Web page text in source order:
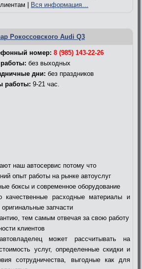
| Вся информация…
Рокоссовского Audi Q3
номер: 8 (985) 143-22-26
без выходных
дни: без праздников
работы: 9-21 час.
наш автосервис потому что
опыт работы на рынке автоуслуг
боксы и современное оборудование
качественные расходные материалы и
запчасти
тем самым отвечая за свою работу
клиентов
может рассчитывать на
услуг, определенные скидки и
сотрудничества, выгодные как для